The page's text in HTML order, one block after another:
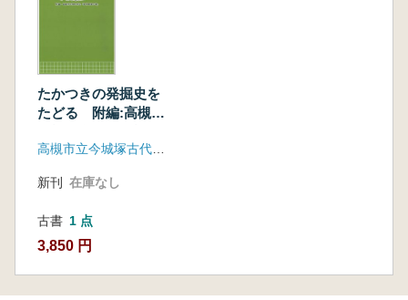
たかつきの発掘史を
たどる 附編:高槻市
塚古墳』
新刊 在庫なし
古書 1 点
3,850 円